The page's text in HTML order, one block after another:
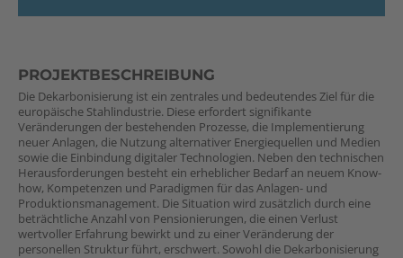
PROJEKTBESCHREIBUNG
Die Dekarbonisierung ist ein zentrales und bedeutendes Ziel für die
europäische Stahlindustrie. Diese erfordert signifikante
Veränderungen der bestehenden Prozesse, die Implementierung
neuer Anlagen, die Nutzung alternativer Energiequellen und Medien
sowie die Einbindung digitaler Technologien. Neben den technischen
Herausforderungen besteht ein erheblicher Bedarf an neuem Know-
how, Kompetenzen und Paradigmen für das Anlagen- und
Produktionsmanagement. Die Situation wird zusätzlich durch eine
beträchtliche Anzahl von Pensionierungen, die einen Verlust
wertvoller Erfahrung bewirkt und zu einer Veränderung der
personellen Struktur führt, erschwert. Sowohl die Dekarbonisierung